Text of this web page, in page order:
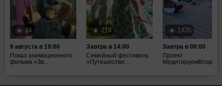
24
9 августа в 19:00
Показ анимационного
фильма «Зв...
214
Завтра в 14:00
Семейный фестиваль
«Путешестви...
1435
Завтра в 08:00
Проект
МедитируемВпарках